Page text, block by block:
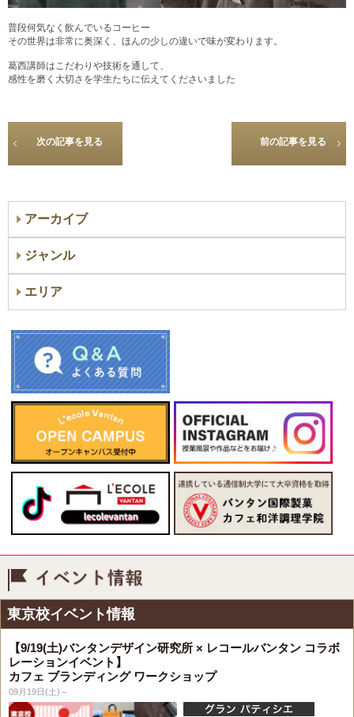
普段何気なく飲んでいるコーヒー
その世界は非常に奥深く、ほんの少しの違いで味が変わります。
葛西講師はこだわりや技術を通して、
感性を磨く大切さを学生たちに伝えてくださいました
次の記事を見る 前の記事を見る
アーカイブ
ジャンル
エリア
東京校イベント情報
【9/19(土)バンタンデザイン研究所 × レコールバンタン コラボ
レーションイベント】
カフェ ブランディング ワークショップ
09月19日(土)～